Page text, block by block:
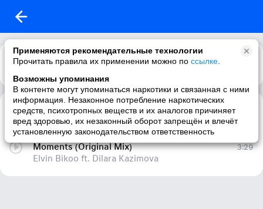
Применяются рекомендательные технологии
Прочитать правила их применении можно по ссылке
Возможны упоминания
В контенте могут упоминаться наркотики и связанная с ними
информация. Незаконное потребление наркотических
средств, психотропных веществ и их аналогов причиняет
вред здоровью, их незаконный оборот запрещён и влечёт
установленную законодательством ответственность
Moments
Elvin Bikoo feat. Dilara Kazimova
Moments (Original Mix)
Elvin Bikoo ft. Dilara Kazimova
3:29